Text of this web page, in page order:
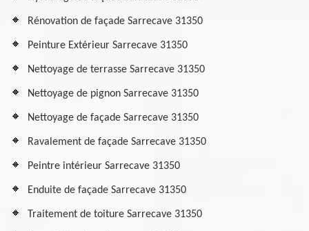
Rénovation de façade Sarrecave 31350
Peinture Extérieur Sarrecave 31350
Nettoyage de terrasse Sarrecave 31350
Nettoyage de pignon Sarrecave 31350
Nettoyage de façade Sarrecave 31350
Ravalement de façade Sarrecave 31350
Peintre intérieur Sarrecave 31350
Enduite de façade Sarrecave 31350
Traitement de toiture Sarrecave 31350